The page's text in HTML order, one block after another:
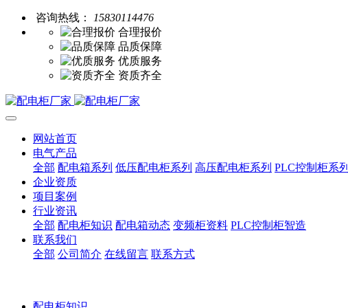
咨询热线：
15830114476
合理报价
品质保障
优质服务
资质齐全
网站首页
电气产品
全部 配电箱系列 低压配电柜系列 高压配电柜系列 PLC控制柜系列
企业资质
项目案例
行业资讯
全部 配电柜知识 配电箱动态 变频柜资料 PLC控制柜智造
联系我们
全部 公司简介 在线留言 联系方式